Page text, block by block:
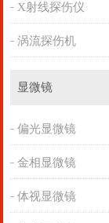
X射线探伤仪
涡流探伤机
显微镜
偏光显微镜
金相显微镜
体视显微镜